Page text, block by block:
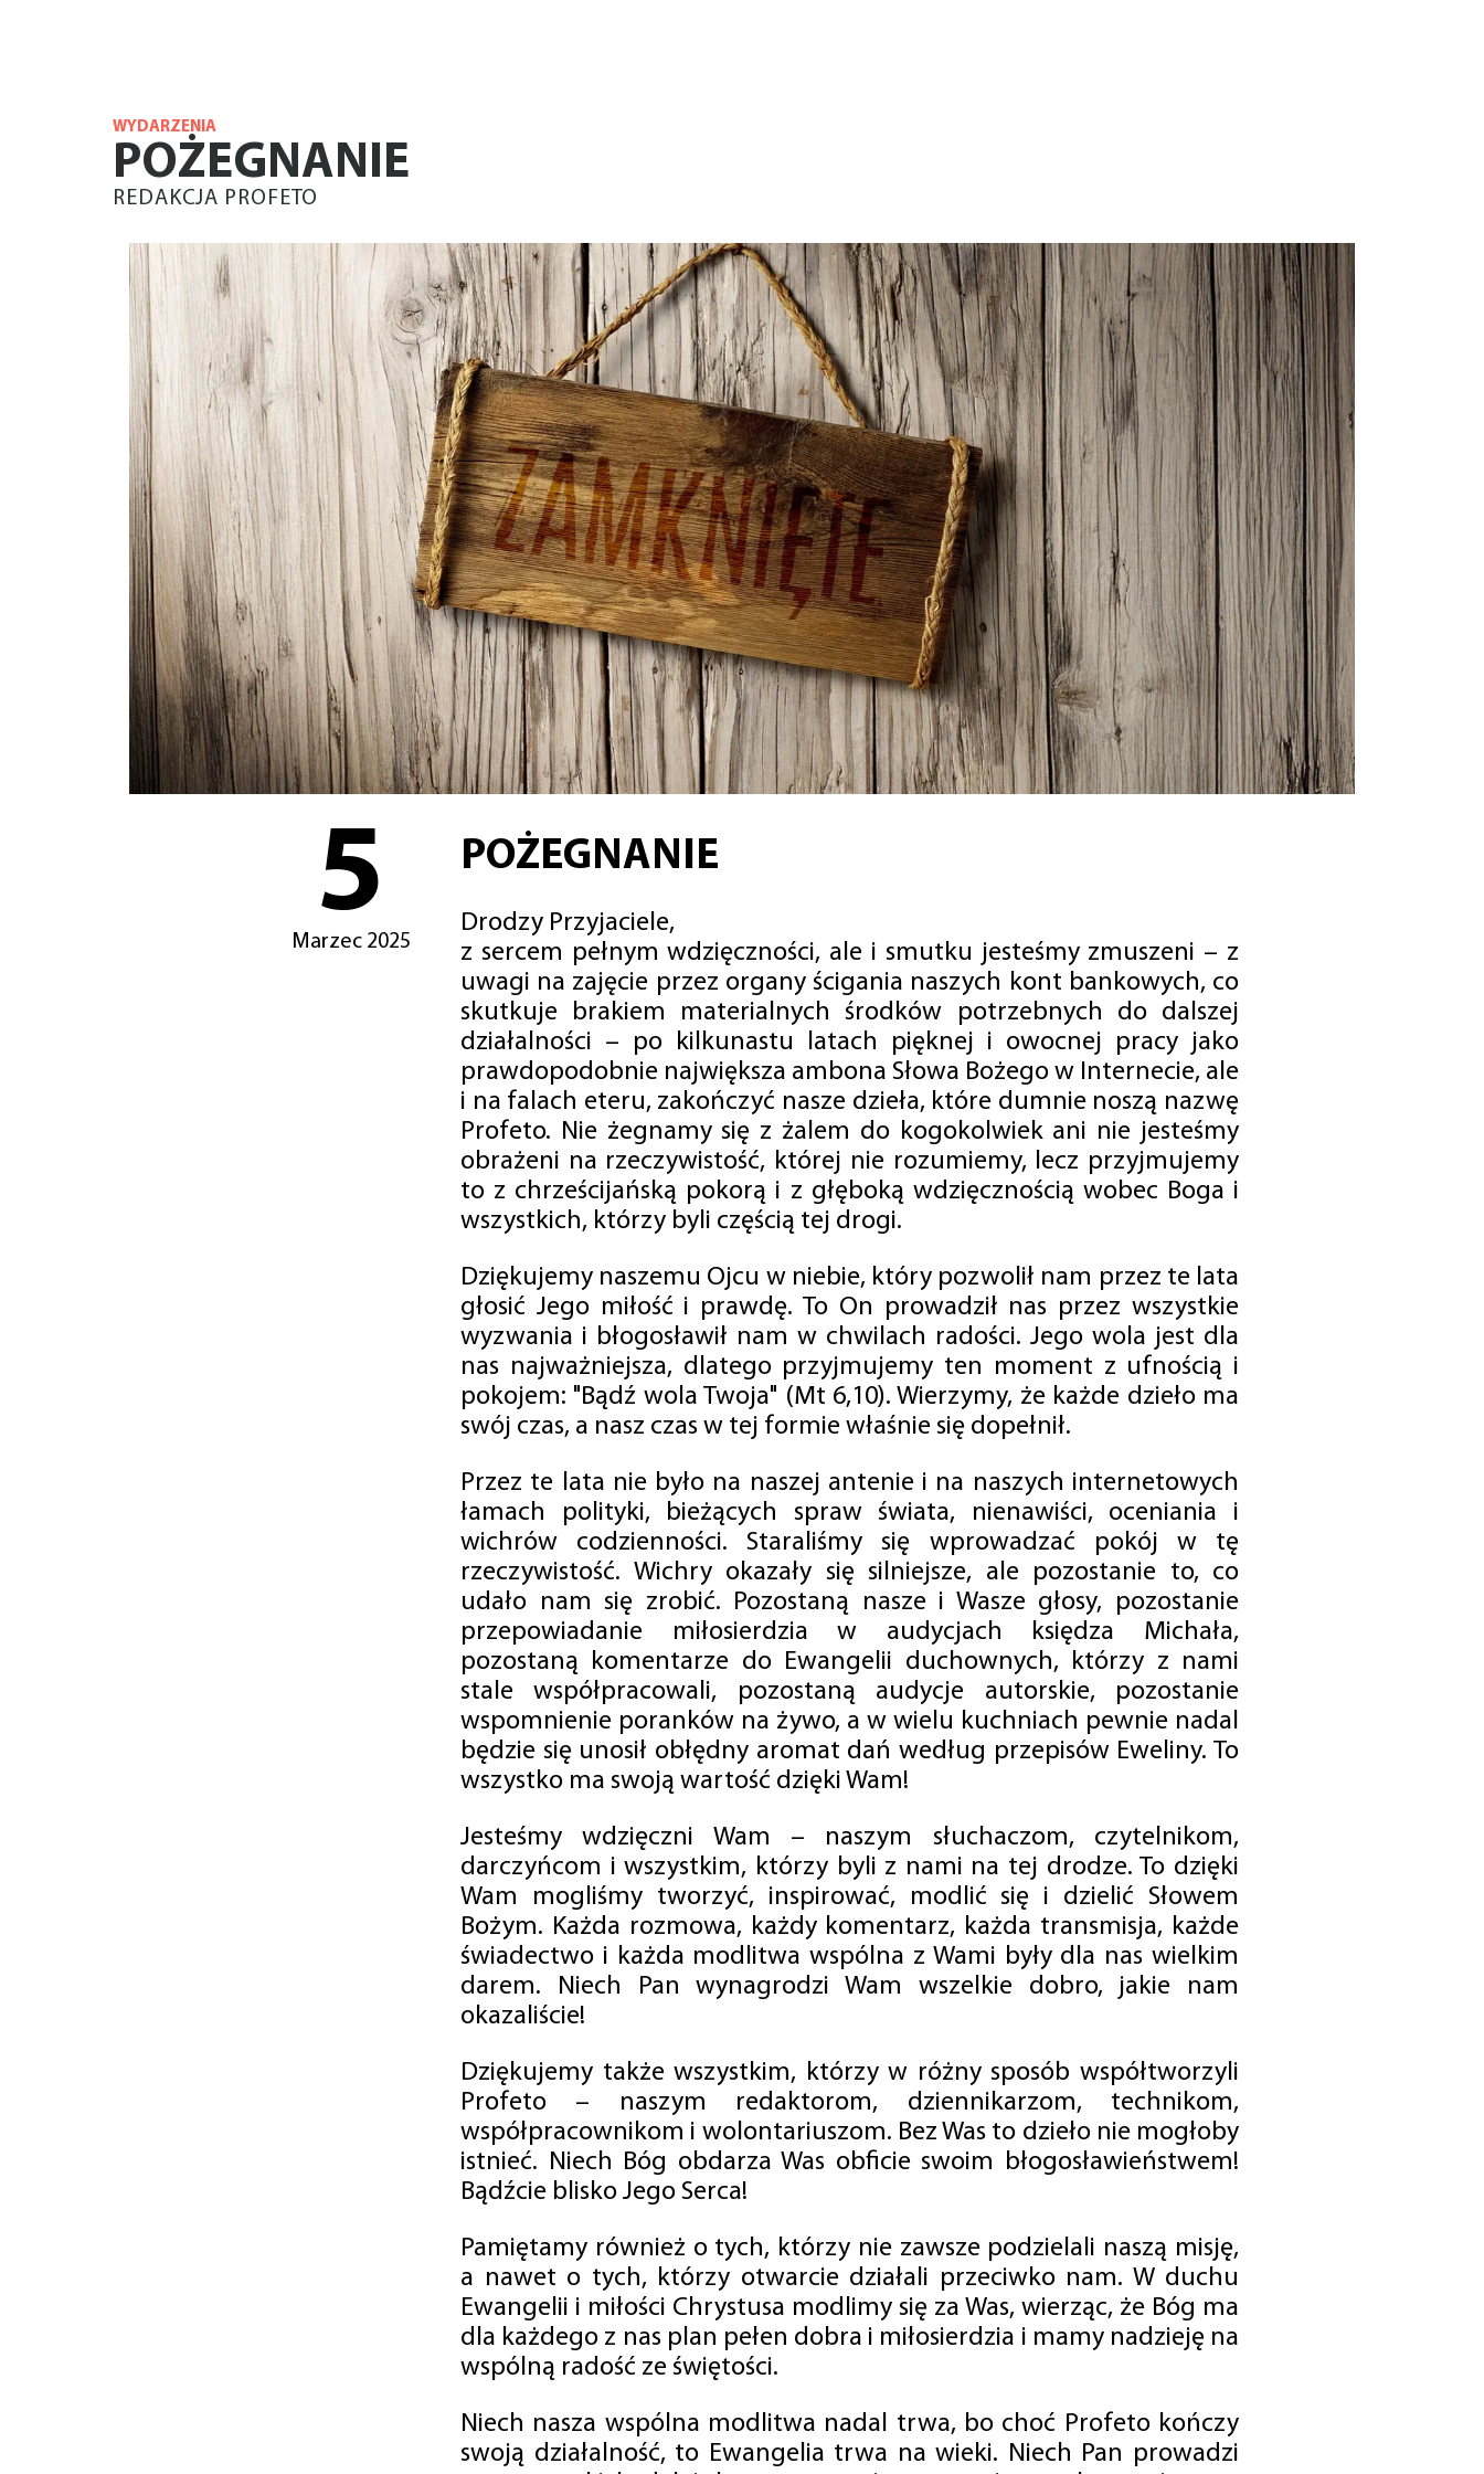
WYDARZENIA
POŻEGNANIE
REDAKCJA PROFETO
5
Marzec 2025
POŻEGNANIE
Drodzy Przyjaciele,
z sercem pełnym wdzięczności, ale i smutku jesteśmy zmuszeni – z
uwagi na zajęcie przez organy ścigania naszych kont bankowych, co
skutkuje brakiem materialnych środków potrzebnych do dalszej
działalności – po kilkunastu latach pięknej i owocnej pracy jako
prawdopodobnie największa ambona Słowa Bożego w Internecie, ale
i na falach eteru, zakończyć nasze dzieła, które dumnie noszą nazwę
Profeto. Nie żegnamy się z żalem do kogokolwiek ani nie jesteśmy
obrażeni na rzeczywistość, której nie rozumiemy, lecz przyjmujemy
to z chrześcijańską pokorą i z głęboką wdzięcznością wobec Boga i
wszystkich, którzy byli częścią tej drogi.
Dziękujemy naszemu Ojcu w niebie, który pozwolił nam przez te lata
głosić Jego miłość i prawdę. To On prowadził nas przez wszystkie
wyzwania i błogosławił nam w chwilach radości. Jego wola jest dla
nas najważniejsza, dlatego przyjmujemy ten moment z ufnością i
pokojem: "Bądź wola Twoja" (Mt 6,10). Wierzymy, że każde dzieło ma
swój czas, a nasz czas w tej formie właśnie się dopełnił.
Przez te lata nie było na naszej antenie i na naszych internetowych
łamach polityki, bieżących spraw świata, nienawiści, oceniania i
wichrów codzienności. Staraliśmy się wprowadzać pokój w tę
rzeczywistość. Wichry okazały się silniejsze, ale pozostanie to, co
udało nam się zrobić. Pozostaną nasze i Wasze głosy, pozostanie
przepowiadanie miłosierdzia w audycjach księdza Michała,
pozostaną komentarze do Ewangelii duchownych, którzy z nami
stale współpracowali, pozostaną audycje autorskie, pozostanie
wspomnienie poranków na żywo, a w wielu kuchniach pewnie nadal
będzie się unosił obłędny aromat dań według przepisów Eweliny. To
wszystko ma swoją wartość dzięki Wam!
Jesteśmy wdzięczni Wam – naszym słuchaczom, czytelnikom,
darczyńcom i wszystkim, którzy byli z nami na tej drodze. To dzięki
Wam mogliśmy tworzyć, inspirować, modlić się i dzielić Słowem
Bożym. Każda rozmowa, każdy komentarz, każda transmisja, każde
świadectwo i każda modlitwa wspólna z Wami były dla nas wielkim
darem. Niech Pan wynagrodzi Wam wszelkie dobro, jakie nam
okazaliście!
Dziękujemy także wszystkim, którzy w różny sposób współtworzyli
Profeto – naszym redaktorom, dziennikarzom, technikom,
współpracownikom i wolontariuszom. Bez Was to dzieło nie mogłoby
istnieć. Niech Bóg obdarza Was obficie swoim błogosławieństwem!
Bądźcie blisko Jego Serca!
Pamiętamy również o tych, którzy nie zawsze podzielali naszą misję,
a nawet o tych, którzy otwarcie działali przeciwko nam. W duchu
Ewangelii i miłości Chrystusa modlimy się za Was, wierząc, że Bóg ma
dla każdego z nas plan pełen dobra i miłosierdzia i mamy nadzieję na
wspólną radość ze świętości.
Niech nasza wspólna modlitwa nadal trwa, bo choć Profeto kończy
swoją działalność, to Ewangelia trwa na wieki. Niech Pan prowadzi